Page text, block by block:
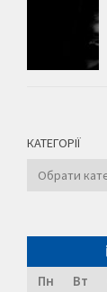
КАТЕГОРІЇ
Категорії
Пн
Вт